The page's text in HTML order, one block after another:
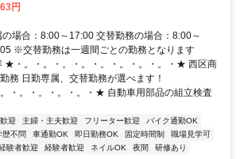
円
場合：8:00～17:00 交替勤務の場合：8:00～
※交替勤務は一週間ごとの勤務となります
★・。・。・。・。・。・。・。・。・★ 西区商
務 日勤専属、交替勤務が選べます！
・。・。・。・。・★ 自動車用部品の組立検査
迎 主婦・主夫歓迎 フリーター歓迎
バイク通勤OK
歴不問 車通勤OK 即日勤務OK 固定時間制
職場見学可
験者歓迎 経験者歓迎 ネイルOK 夜間
研修あり